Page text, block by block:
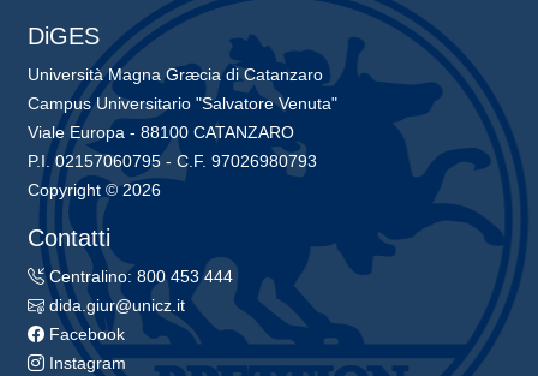
DiGES
Università Magna Græcia di Catanzaro
Campus Universitario "Salvatore Venuta"
Viale Europa - 88100 CATANZARO
P.I. 02157060795 - C.F. 97026980793
Copyright © 2026
Contatti
Centralino: 800 453 444
dida.giur@unicz.it
Facebook
Instagram